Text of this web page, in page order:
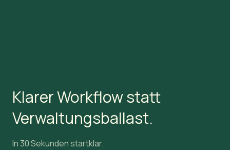
Klarer Workflow statt
Verwaltungsballast.
In 30 Sekunden startklar.